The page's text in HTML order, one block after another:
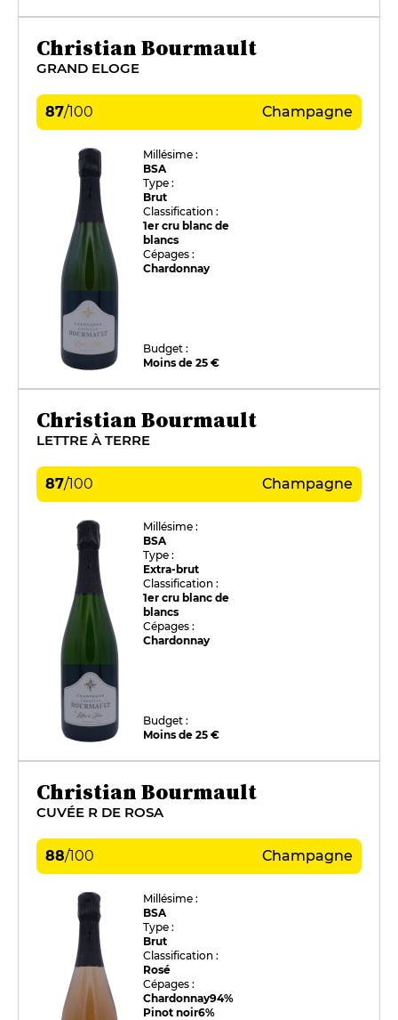
Christian Bourmault
GRAND ELOGE
87/100 Champagne
Millésime :
BSA
Type :
Brut
Classification :
1er cru blanc de
blancs
Cépages :
Chardonnay
Budget :
Moins de 25 €
Christian Bourmault
LETTRE À TERRE
87/100 Champagne
Millésime :
BSA
Type :
Extra-brut
Classification :
1er cru blanc de
blancs
Cépages :
Chardonnay
Budget :
Moins de 25 €
Christian Bourmault
CUVÉE R DE ROSA
88/100 Champagne
Millésime :
BSA
Type :
Brut
Classification :
Rosé
Cépages :
Chardonnay94%
Pinot noir6%